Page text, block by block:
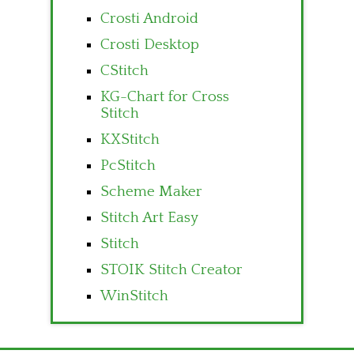
Crosti Android
Crosti Desktop
CStitch
KG-Chart for Cross
Stitch
KXStitch
PcStitch
Scheme Maker
Stitch Art Easy
Stitch
STOIK Stitch Creator
WinStitch